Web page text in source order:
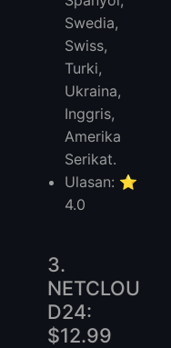
Swedia,
Swiss,
Turki,
Ukraina,
Inggris,
Amerika
Serikat.
Ulasan: ⭐
4.0
3.
NETCLOU
D24:
$12.99